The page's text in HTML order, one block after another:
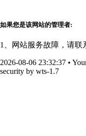
如果您是该网站的管理者:
1、网站服务故障，请联
2026-08-06 23:32:37 •
security by wts-1.7